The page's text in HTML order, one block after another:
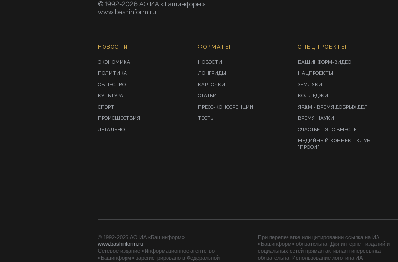
© 1992-2026 АО ИА «Башинформ».
www.bashinform.ru
НОВОСТИ
ЭКОНОМИКА
ПОЛИТИКА
ОБЩЕСТВО
КУЛЬТУРА
СПОРТ
ПРОИСШЕСТВИЯ
ДЕТАЛЬНО
ФОРМАТЫ
НОВОСТИ
ЛОНГРИДЫ
КАРТОЧКИ
СТАТЬИ
ПРЕСС-КОНФЕРЕНЦИИ
ТЕСТЫ
СПЕЦПРОЕКТЫ
БАШИНФОРМ-ВИДЕО
НАЦПРОЕКТЫ
ЗЕМЛЯКИ
КОЛЛЕДЖИ
ЯРҘАМ - ВРЕМЯ ДОБРЫХ ДЕЛ
ВРЕМЯ НАУКИ
СЧАСТЬЕ - ЭТО ВМЕСТЕ
МЕДИЙНЫЙ КОННЕКТ-КЛУБ
"ПРОФИ"
© 1992-2026 АО ИА «Башинформ».
www.bashinform.ru
Сетевое издание «Информационное агентство
«Башинформ» зарегистрировано в Федеральной
При перепечатке или цитировании ссылка на ИА
«Башинформ» обязательна. Для интернет-изданий и
социальных сетей прямая активная гиперссылка
обязательна. Использование логотипа ИА